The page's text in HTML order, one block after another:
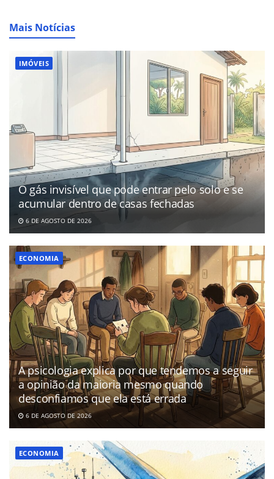
Mais Notícias
IMÓVEIS
O gás invisível que pode entrar pelo solo e se
acumular dentro de casas fechadas
6 DE AGOSTO DE 2026
ECONOMIA
A psicologia explica por que tendemos a seguir
a opinião da maioria mesmo quando
desconfiamos que ela está errada
6 DE AGOSTO DE 2026
ECONOMIA